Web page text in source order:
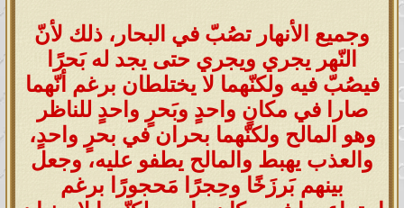
وجميع الأنهار تصُبّ في البحار، ذلك لأنّ
النّهر يجري ويجري حتى يجد له بَحرًا
فيصُبّ فيه ولكنّهما لا يختلطان برغم أنّهما
صارا في مكانٍ واحدٍ وبَحرٍ واحدٍ للناظر
وهو المالح ولكنّهما بحران في بحرٍ واحدٍ،
والعذب يهبط والمالح يطفو عليه، وجعل
بينهم بَرزَخًا وحِجرًا مَحجورًا برغم